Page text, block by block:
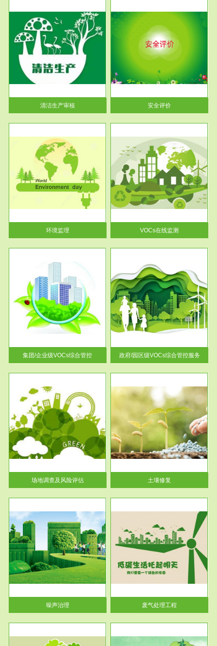
清洁生产审核
服务范围
安全评价
安全评价安全评价目的是查找、
分析和预测工程、系统、生产经
营活...
安全评价
环境监理
服务范围
VOCs在线监测
根据《重点区域大气污染防
治“十二五”规划》有机废气净化
率达...
VOCs在线监测
集团/企业级VOCs综合管控
服务范围
政府/园区级VOCs综合管控服务
根据《石化行业挥发性有机物综
合整治方案》文件要求，到2017
年，全...
政府/园区级VOCs综合管控服务
场地调查及风险评估
服务范围
土壤修复
土壤修复
噪声治理
服务范围
废气处理工程
废气处理工程